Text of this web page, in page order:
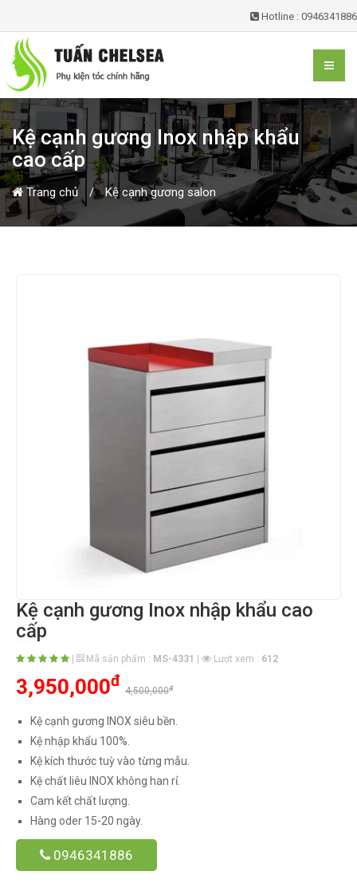
Hotline : 0946341886
Kệ cạnh gương Inox nhập khẩu
cao cấp
Trang chủ Kệ cạnh gương salon
Kệ cạnh gương Inox nhập khẩu cao
cấp
Mã sản phẩm : MS-4331 Lượt xem : 612
3,950,000đ
4,500,000đ
Kệ cạnh gương INOX siêu bền.
Kệ nhập khẩu 100%.
Kệ kích thước tuỳ vào từng mẫu.
Kệ chất liêu INOX không han rỉ.
Cam kết chất lượng.
Hàng oder 15-20 ngày.
0946341886